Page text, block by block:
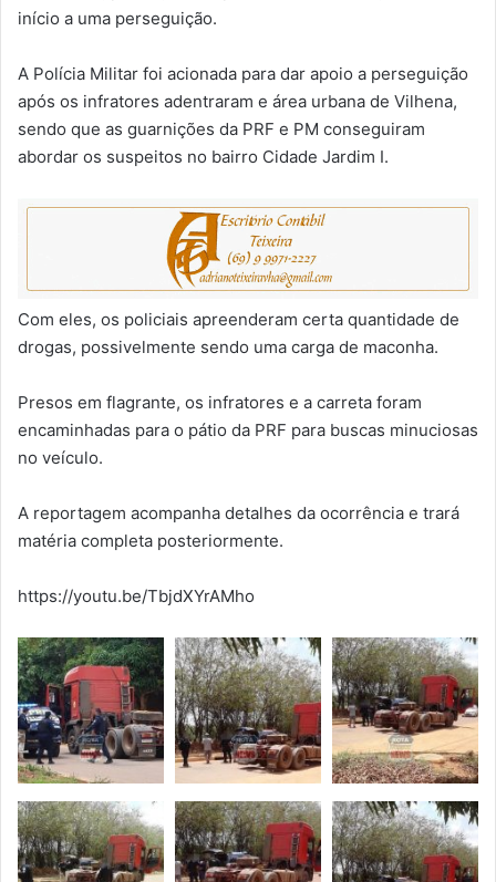
início a uma perseguição.
A Polícia Militar foi acionada para dar apoio a perseguição
após os infratores adentraram e área urbana de Vilhena,
sendo que as guarnições da PRF e PM conseguiram
abordar os suspeitos no bairro Cidade Jardim I.
Com eles, os policiais apreenderam certa quantidade de
drogas, possivelmente sendo uma carga de maconha.
Presos em flagrante, os infratores e a carreta foram
encaminhadas para o pátio da PRF para buscas minuciosas
no veículo.
A reportagem acompanha detalhes da ocorrência e trará
matéria completa posteriormente.
https://youtu.be/TbjdXYrAMho